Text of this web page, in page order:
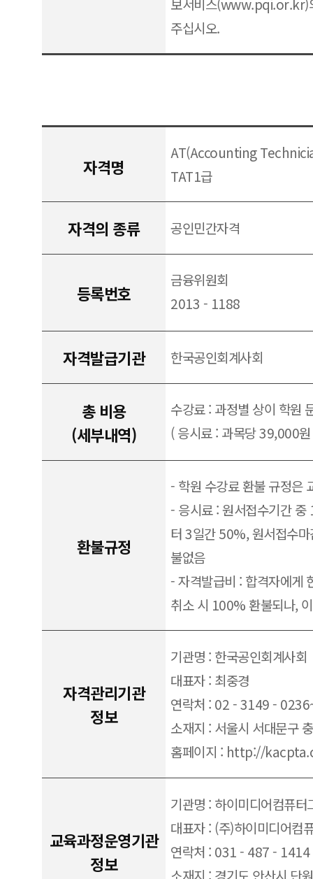
보서비스(www.pqi.or.kr)
주십시오.
자격명
AT(Accounting
TAT1급
자격의 종류 공인민간자격
등록번호
금융위원회
2013 - 1188
자격발급기관 한국공인회계사회
총 비용
(세부내역)
수강료 : 과정별 상이 학원
( 응시료 : 과목당 39,000
환불규정
- 학원 수강료 환불 규정은
- 응시료 : 원서접수기간
터 3일간 50%, 원서접수
불없음
- 자격발급비 : 합격자에게
취소 시 100% 환불되나,
자격관리기관
정보
기관명 : 한국공인회계사회
대표자 : 최중경
연락처 : 02 - 3149 -
소재지 : 서울시 서대문구
홈페이지 : http://
교육과정운영기관
정보
기관명 : 하이미디어컴퓨터
대표자 : (주)하이미디어컴
연락처 : 031 - 487 - 1414
소재지 : 경기도 안산시 단